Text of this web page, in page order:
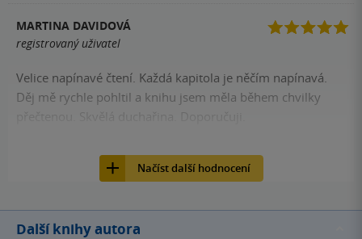
knížku!
MARTINA DAVIDOVÁ
registrovaný uživatel
Velice napínavé čtení. Každá kapitola je něčím napínavá.
Děj mě rychle pohltil a knihu jsem měla během chvilky
přečtenou. Skvělá duchařina. Doporučuji.
Načíst další hodnocení
Další knihy autora